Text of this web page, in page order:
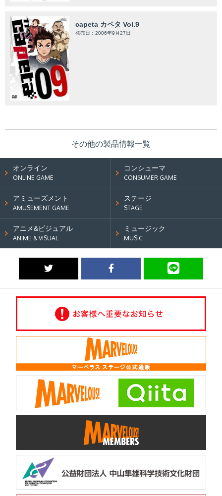
capeta カペタ Vol.9
発売日：2006年9月27日
その他の製品情報一覧
オンライン
ONLINE GAME
コンシューマ
CONSUMER GAME
アミューズメント
AMUSEMENT GAME
ステージ
STAGE
アニメ&ビジュアル
ANIME & VISUAL
ミュージック
MUSIC